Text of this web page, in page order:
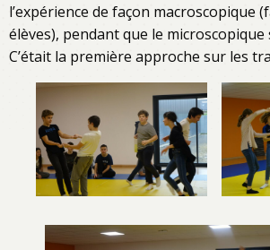
l’expérience de façon macroscopique
élèves), pendant que le microscopique
C’était la première approche sur les